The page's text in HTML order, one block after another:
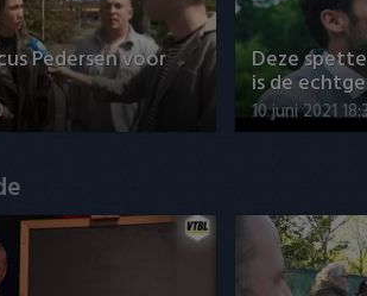
Pedersen voor Deze
is de
10 juni 2021